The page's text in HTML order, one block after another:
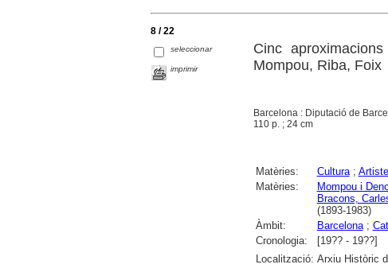
8 / 22
seleccionar
imprimir
Cinc
Mompou, Riba, Foix
Barcelona : Diputació de
110 p. ; 24 cm
Matèries: Cultura;
Matèries:
Mompou i
Bracons,
(1893-1983)
Àmbit:
Barcelona;
Cronologia:
[19?? - 19??]
Localització: Arxiu Històric